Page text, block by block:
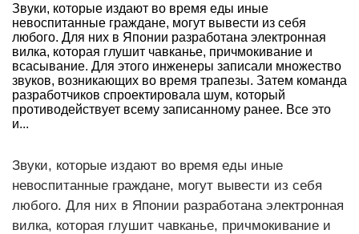
Звуки, которые издают во время еды иные
невоспитанные граждане, могут вывести из себя
любого. Для них в Японии разработана электронная
вилка, которая глушит чавканье, причмокивание и
всасывание. Для этого инженеры записали множество
звуков, возникающих во время трапезы. Затем команда
разработчиков спроектировала шум, который
противодействует всему записанному ранее. Все это
и...
Звуки, которые издают во время еды иные
невоспитанные граждане, могут вывести из себя
любого. Для них в Японии разработана электронная
вилка, которая глушит чавканье, причмокивание и